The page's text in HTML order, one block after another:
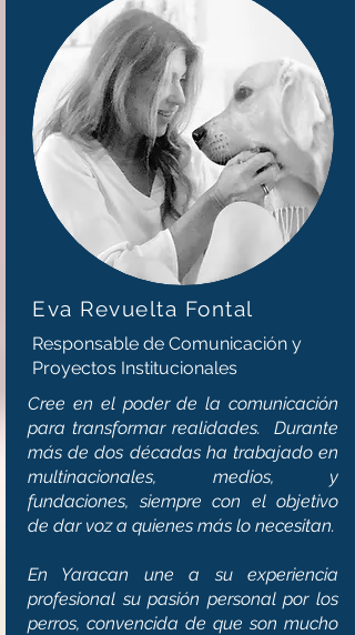
Eva Revuelta Fontal
Responsable de Comunicación y
Proyectos Institucionales
Cree en el poder de la comunicación
para transformar realidades. Durante
más de dos décadas ha trabajado en
multinacionales, medios, y
fundaciones, siempre con el objetivo
de dar voz a quienes más lo necesitan.
En Yaracan une a su experiencia
profesional su ​pasión personal por los
perros, convencida de que son mucho